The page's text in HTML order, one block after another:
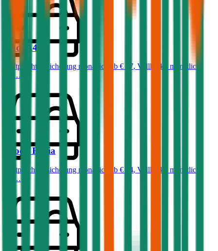
Audi A4
Haftpflichtversicherung monatlich ab € 87, Vollkasko monatlich
ab …
Skoda Fabia
Haftpflichtversicherung monatlich ab € 34, Vollkasko monatlich
ab …